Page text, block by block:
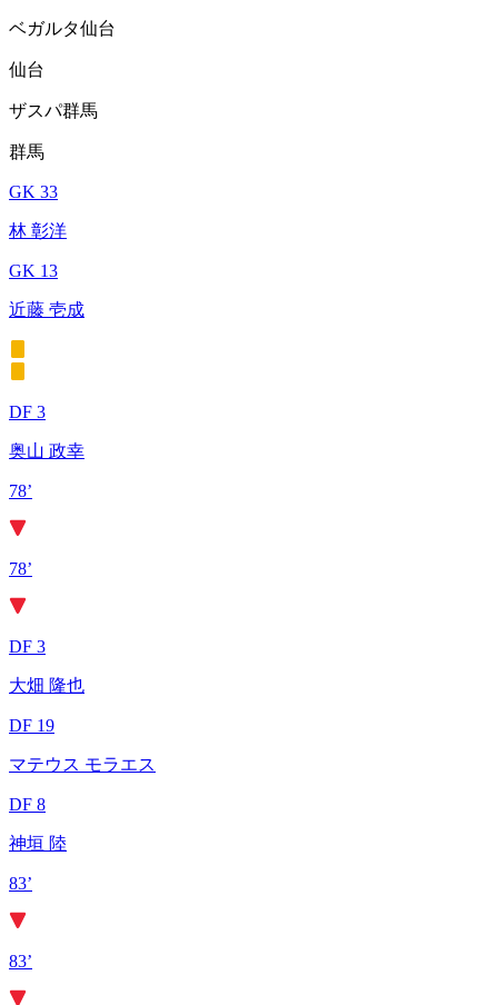
ベガルタ仙台
仙台
ザスパ群馬
群馬
GK 33
林 彰洋
GK 13
近藤 壱成
DF 3
奥山 政幸
78’
78’
DF 3
大畑 隆也
DF 19
マテウス モラエス
DF 8
神垣 陸
83’
83’